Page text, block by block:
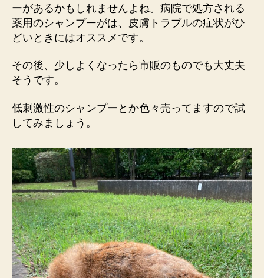
ーがあるかもしれませんよね。病院で処方される
薬用のシャンプーがは、皮膚トラブルの症状がひ
どいときにはオススメです。
その後、少しよくなったら市販のものでも大丈夫
そうです。
低刺激性のシャンプーとか色々売ってますので試
してみましょう。